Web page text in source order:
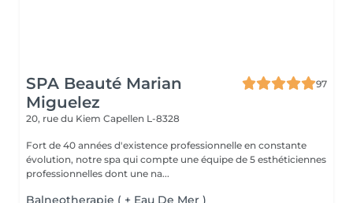
SPA Beauté Marian
Miguelez
97
20, rue du Kiem Capellen L-8328
Fort de 40 années d'existence professionnelle en constante
évolution, notre spa qui compte une équipe de 5 esthéticiennes
professionnelles dont une na...
Balneotherapie ( + Eau De Mer )